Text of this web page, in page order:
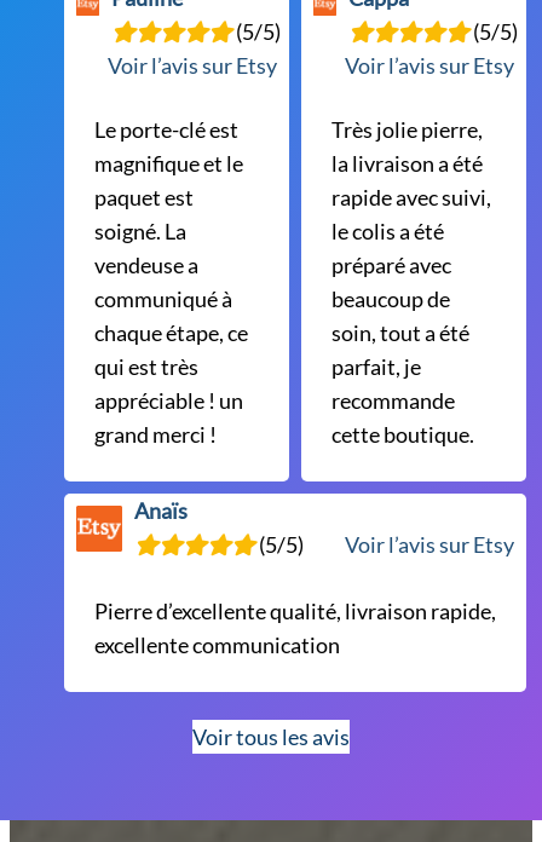
(5/5)
Voir l’avis sur Etsy
Le porte-clé est
magnifique et le
paquet est
soigné. La
vendeuse a
communiqué à
chaque étape, ce
qui est très
appréciable ! un
grand merci !
(5/5)
Voir l’avis sur Etsy
Très jolie pierre,
la livraison a été
rapide avec suivi,
le colis a été
préparé avec
beaucoup de
soin, tout a été
parfait, je
recommande
cette boutique.
Anaïs
(5/5)
Voir l’avis sur Etsy
Pierre d’excellente qualité, livraison rapide,
excellente communication
Voir tous les avis